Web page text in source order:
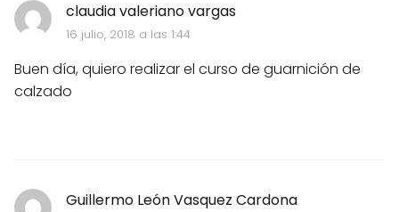
claudia valeriano vargas
16 julio, 2018 a las 1:44
Buen día, quiero realizar el curso de guarnición de
calzado
Guillermo León Vasquez Cardona